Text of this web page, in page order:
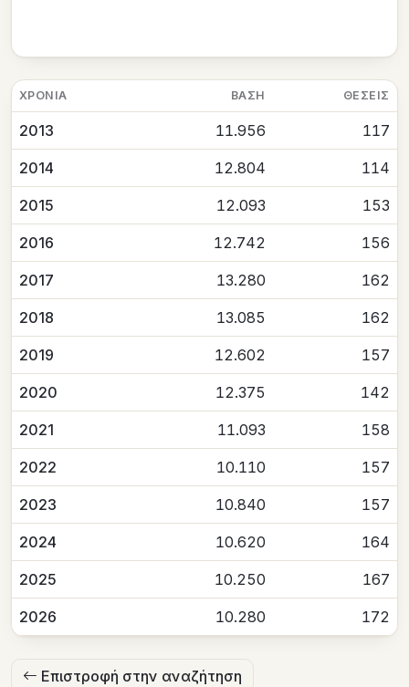
ΧΡΟΝΙΆ ΒΆΣΗ ΘΈΣΕΙΣ
2013 11.956 117
2014 12.804 114
2015 12.093 153
2016 12.742 156
2017 13.280 162
2018 13.085 162
2019 12.602 157
2020 12.375 142
2021 11.093 158
2022 10.110 157
2023 10.840 157
2024 10.620 164
2025 10.250 167
2026 10.280 172
Επιστροφή στην αναζήτηση